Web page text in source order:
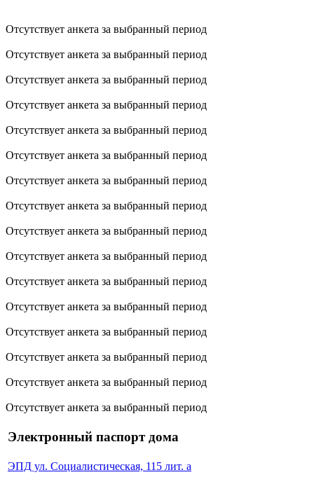
Отсутствует анкета за выбранный период
Отсутствует анкета за выбранный период
Отсутствует анкета за выбранный период
Отсутствует анкета за выбранный период
Отсутствует анкета за выбранный период
Отсутствует анкета за выбранный период
Отсутствует анкета за выбранный период
Отсутствует анкета за выбранный период
Отсутствует анкета за выбранный период
Отсутствует анкета за выбранный период
Отсутствует анкета за выбранный период
Отсутствует анкета за выбранный период
Отсутствует анкета за выбранный период
Отсутствует анкета за выбранный период
Отсутствует анкета за выбранный период
Отсутствует анкета за выбранный период
Электронный паспорт дома
ЭПД ул. Социалистическая, 115 лит. а